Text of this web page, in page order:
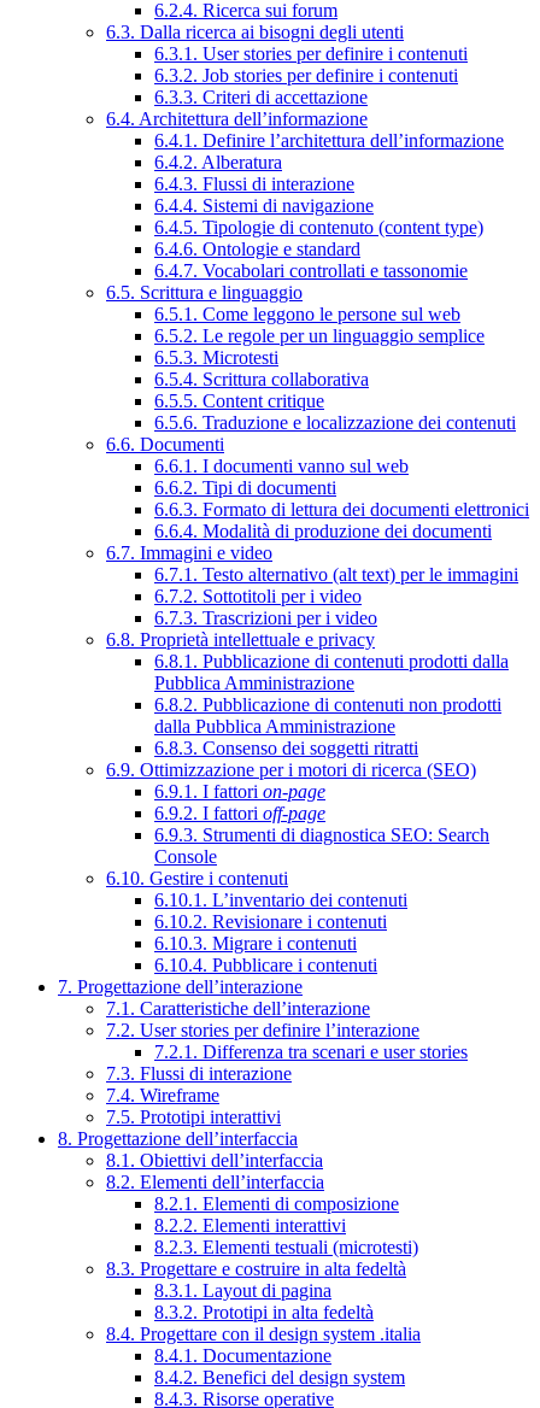
6.2.4. Ricerca sui forum
6.3. Dalla ricerca ai bisogni degli utenti
6.3.1. User stories per definire i contenuti
6.3.2. Job stories per definire i contenuti
6.3.3. Criteri di accettazione
6.4. Architettura dell’informazione
6.4.1. Definire l’architettura dell’informazione
6.4.2. Alberatura
6.4.3. Flussi di interazione
6.4.4. Sistemi di navigazione
6.4.5. Tipologie di contenuto (content type)
6.4.6. Ontologie e standard
6.4.7. Vocabolari controllati e tassonomie
6.5. Scrittura e linguaggio
6.5.1. Come leggono le persone sul web
6.5.2. Le regole per un linguaggio semplice
6.5.3. Microtesti
6.5.4. Scrittura collaborativa
6.5.5. Content critique
6.5.6. Traduzione e localizzazione dei contenuti
6.6. Documenti
6.6.1. I documenti vanno sul web
6.6.2. Tipi di documenti
6.6.3. Formato di lettura dei documenti elettronici
6.6.4. Modalità di produzione dei documenti
6.7. Immagini e video
6.7.1. Testo alternativo (alt text) per le immagini
6.7.2. Sottotitoli per i video
6.7.3. Trascrizioni per i video
6.8. Proprietà intellettuale e privacy
6.8.1. Pubblicazione di contenuti prodotti dalla
Pubblica Amministrazione
6.8.2. Pubblicazione di contenuti non prodotti
dalla Pubblica Amministrazione
6.8.3. Consenso dei soggetti ritratti
6.9. Ottimizzazione per i motori di ricerca (SEO)
6.9.1. I fattori on-page
6.9.2. I fattori off-page
6.9.3. Strumenti di diagnostica SEO: Search
Console
6.10. Gestire i contenuti
6.10.1. L’inventario dei contenuti
6.10.2. Revisionare i contenuti
6.10.3. Migrare i contenuti
6.10.4. Pubblicare i contenuti
7. Progettazione dell’interazione
7.1. Caratteristiche dell’interazione
7.2. User stories per definire l’interazione
7.2.1. Differenza tra scenari e user stories
7.3. Flussi di interazione
7.4. Wireframe
7.5. Prototipi interattivi
8. Progettazione dell’interfaccia
8.1. Obiettivi dell’interfaccia
8.2. Elementi dell’interfaccia
8.2.1. Elementi di composizione
8.2.2. Elementi interattivi
8.2.3. Elementi testuali (microtesti)
8.3. Progettare e costruire in alta fedeltà
8.3.1. Layout di pagina
8.3.2. Prototipi in alta fedeltà
8.4. Progettare con il design system .italia
8.4.1. Documentazione
8.4.2. Benefici del design system
8.4.3. Risorse operative